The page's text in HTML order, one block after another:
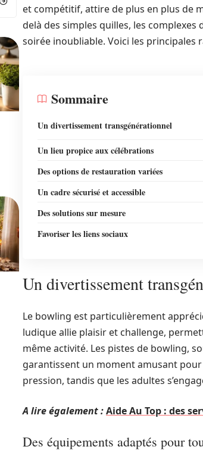
et compétitif, attire de plus en plus de
delà des simples quilles, les
soirée inoubliable. Voici les principales
Sommaire
Un divertissement transgénérationnel
Un lieu propice aux célébrations
Des options de restauration variées
Un cadre sécurisé et accessible
Des solutions sur mesure
Favoriser les liens sociaux
Un divertissement
Le bowling est particulièrement
ludique allie plaisir et challenge,
même activité. Les pistes de bowling,
garantissent un moment amusant pour
pression, tandis que les adultes
A lire également :Aide Au Top : des
Des équipements adaptés pour